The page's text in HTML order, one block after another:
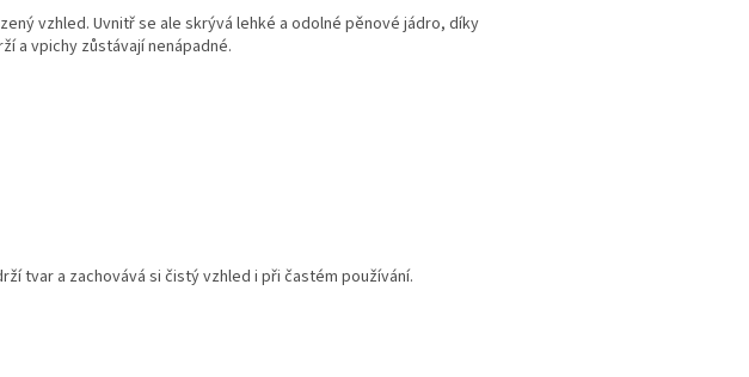
vzhled. Uvnitř se ale skrývá lehké a odolné pěnové jádro, díky
a vpichy zůstávají nenápadné.
tvar a zachovává si čistý vzhled i při častém používání.